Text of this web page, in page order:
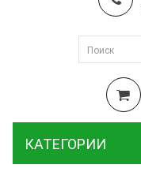
КАТЕГОРИИ